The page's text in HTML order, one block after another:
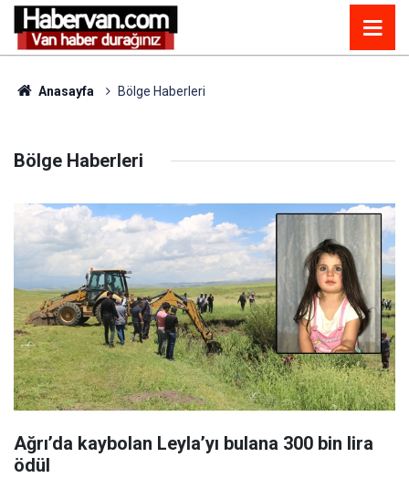
Anasayfa Bölge Haberleri
Bölge Haberleri
Ağrı’da kaybolan Leyla’yı bulana 300 bin lira
ödül